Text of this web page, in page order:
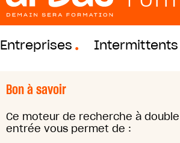
Entreprises Intermittents
Bon à savoir
Ce moteur de recherche à double
entrée vous permet de :